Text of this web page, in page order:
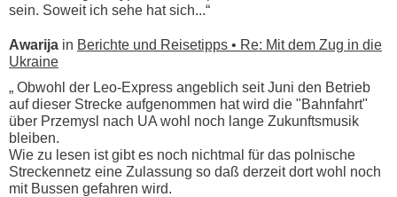
sein. Soweit ich sehe hat sich...“
Awarija in Berichte und Reisetipps • Re: Mit dem Zug in die
Ukraine
„ Obwohl der Leo-Express angeblich seit Juni den Betrieb
auf dieser Strecke aufgenommen hat wird die "Bahnfahrt"
über Przemysl nach UA wohl noch lange Zukunftsmusik
bleiben.
Wie zu lesen ist gibt es noch nichtmal für das polnische
Streckennetz eine Zulassung so daß derzeit dort wohl noch
mit Bussen gefahren wird.